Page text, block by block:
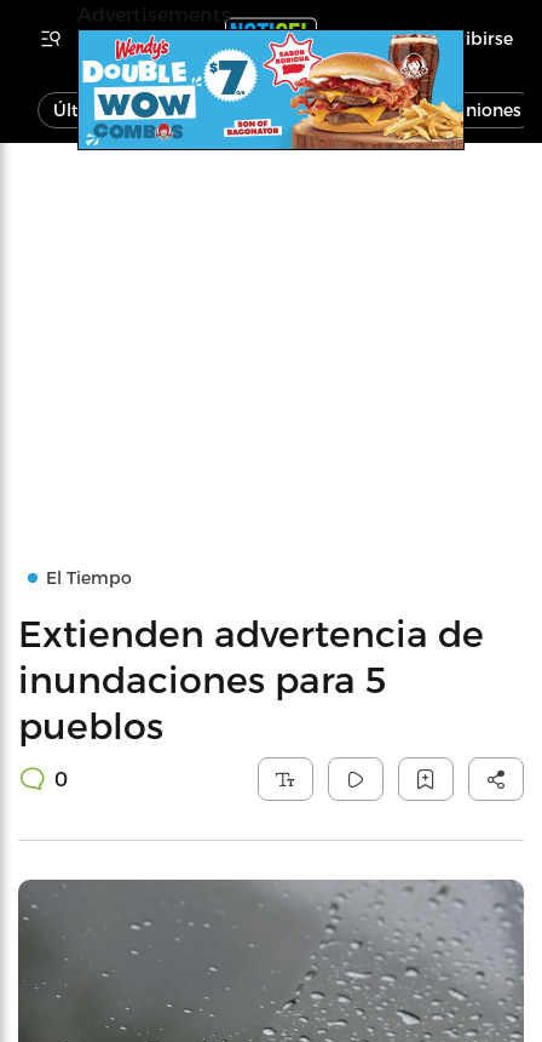
Inscribirse
Última Hora Noticias Economía Opiniones
El Tiempo
Extienden advertencia de
inundaciones para 5
pueblos
0
Advertisements